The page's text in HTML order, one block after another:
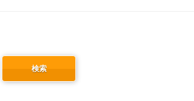
検索